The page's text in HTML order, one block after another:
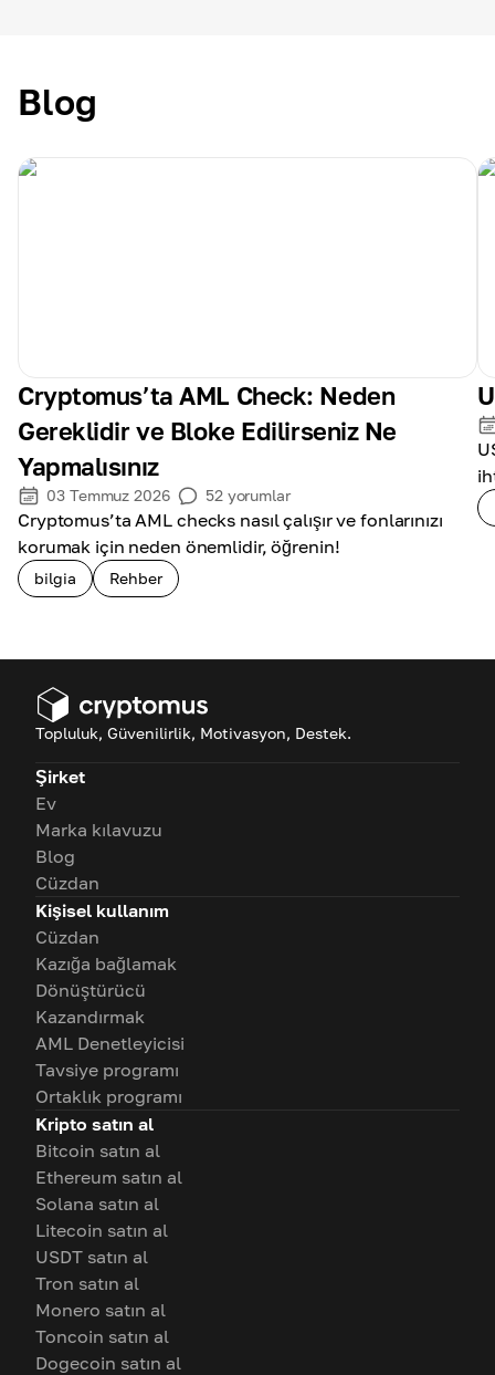
Blog
Cryptomus’ta AML Check: Neden
Gereklidir ve Bloke Edilirseniz Ne
Yapmalısınız
03 Temmuz 2026 52 yorumlar
Cryptomus’ta AML checks nasıl çalışır ve fonlarınızı
korumak için neden önemlidir, öğrenin!
bilgia Rehber
Topluluk, Güvenilirlik, Motivasyon, Destek.
Şirket
Ev
Marka kılavuzu
Blog
Cüzdan
Kişisel kullanım
Cüzdan
Kazığa bağlamak
Dönüştürücü
Kazandırmak
AML Denetleyicisi
Tavsiye programı
Ortaklık programı
Kripto satın al
Bitcoin satın al
Ethereum satın al
Solana satın al
Litecoin satın al
USDT satın al
Tron satın al
Monero satın al
Toncoin satın al
Dogecoin satın al